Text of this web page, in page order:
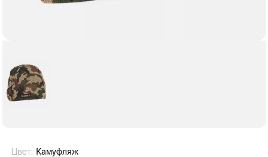
Цвет: Камуфляж